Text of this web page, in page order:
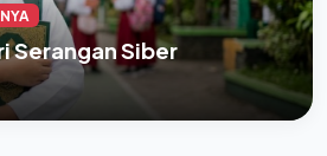
Serangan Siber